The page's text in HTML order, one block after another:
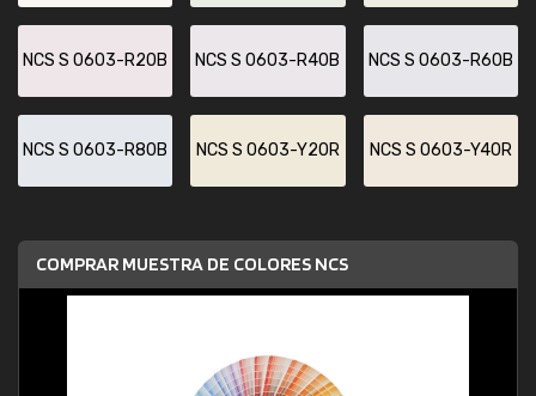
NCS S 0603-R20B NCS S 0603-R40B NCS S 0603-R60B
NCS S 0603-R80B NCS S 0603-Y20R NCS S 0603-Y40R
COMPRAR MUESTRA DE COLORES NCS